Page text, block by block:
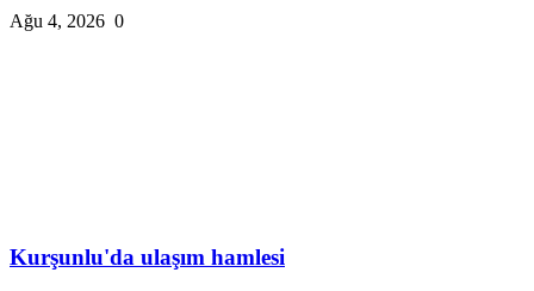
Ağu 4, 2026 0
Kurşunlu'da ulaşım hamlesi